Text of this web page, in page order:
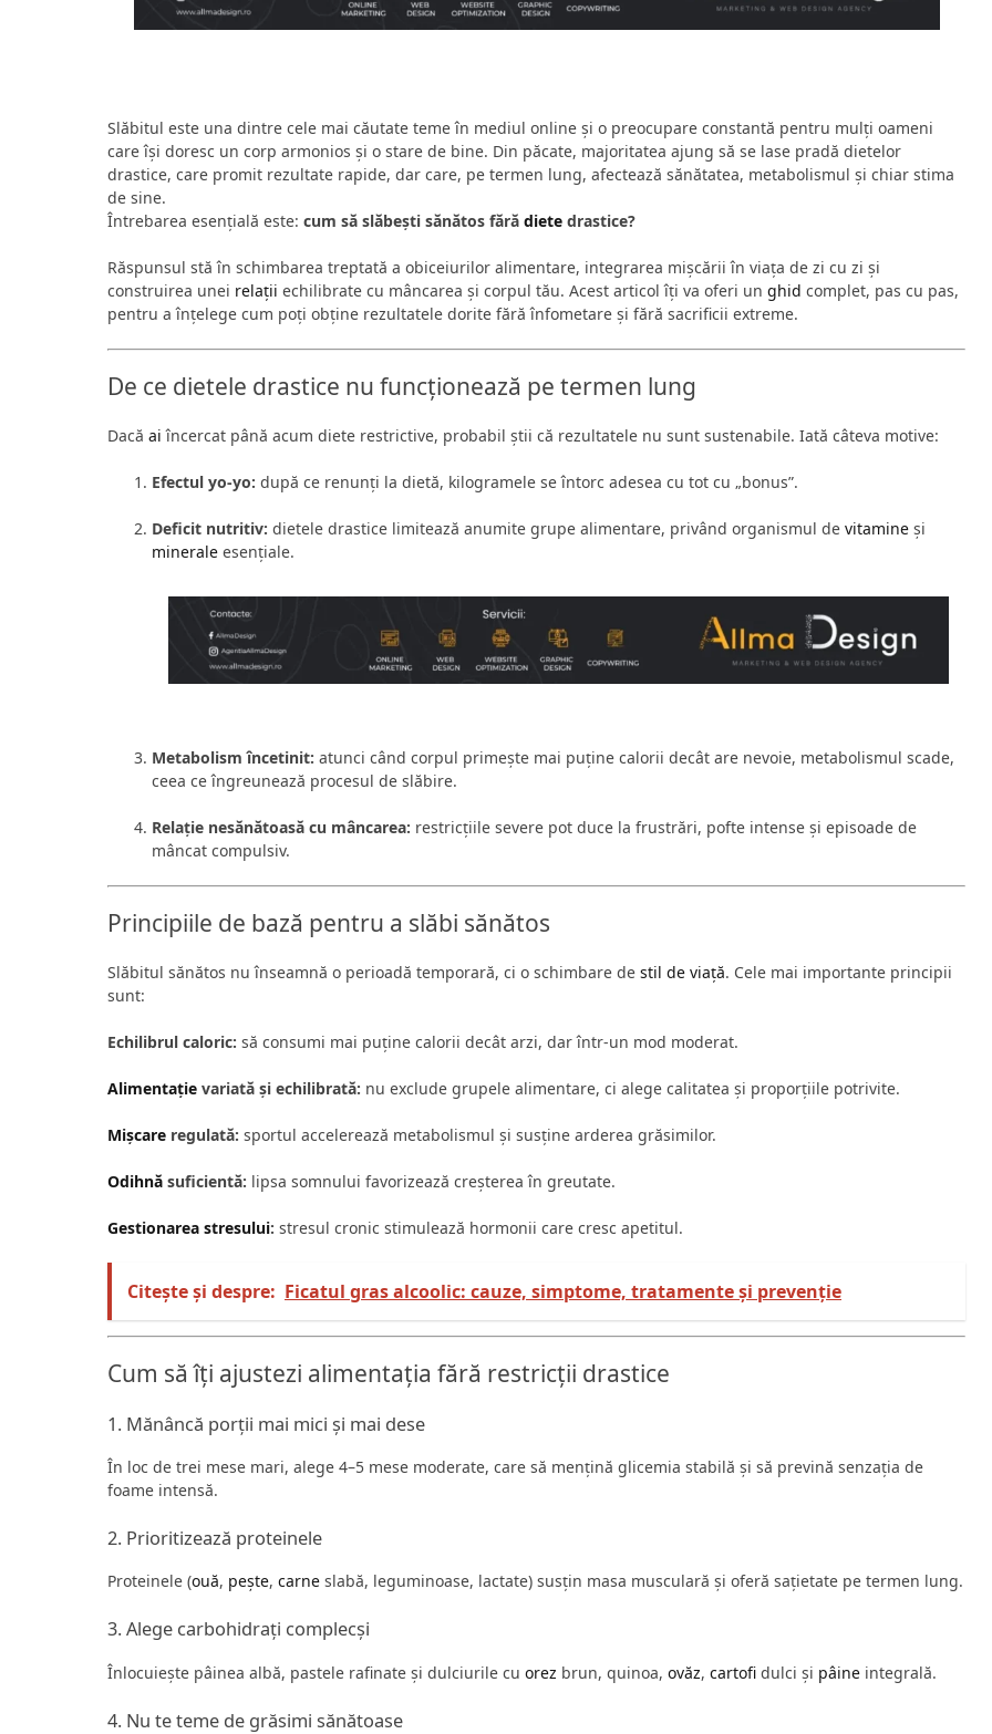
Slăbitul este una dintre cele mai căutate teme în mediul online și o preocupare constantă pentru mulți oameni
care își doresc un corp armonios și o stare de bine. Din păcate, majoritatea ajung să se lase pradă dietelor
drastice, care promit rezultate rapide, dar care, pe termen lung, afectează sănătatea, metabolismul și chiar stima
de sine.
Întrebarea esențială este: cum să slăbești sănătos fără diete drastice?
Răspunsul stă în schimbarea treptată a obiceiurilor alimentare, integrarea mișcării în viața de zi cu zi și
construirea unei relații echilibrate cu mâncarea și corpul tău. Acest articol îți va oferi un ghid complet, pas cu pas,
pentru a înțelege cum poți obține rezultatele dorite fără înfometare și fără sacrificii extreme.
De ce dietele drastice nu funcționează pe termen lung
Dacă ai încercat până acum diete restrictive, probabil știi că rezultatele nu sunt sustenabile. Iată câteva motive:
Efectul yo-yo: după ce renunți la dietă, kilogramele se întorc adesea cu tot cu „bonus”.
Deficit nutritiv: dietele drastice limitează anumite grupe alimentare, privând organismul de vitamine și
minerale esențiale.
Metabolism încetinit: atunci când corpul primește mai puține calorii decât are nevoie, metabolismul scade,
ceea ce îngreunează procesul de slăbire.
Relație nesănătoasă cu mâncarea: restricțiile severe pot duce la frustrări, pofte intense și episoade de
mâncat compulsiv.
Principiile de bază pentru a slăbi sănătos
Slăbitul sănătos nu înseamnă o perioadă temporară, ci o schimbare de stil de viață. Cele mai importante principii
sunt:
Echilibrul caloric: să consumi mai puține calorii decât arzi, dar într-un mod moderat.
Alimentație variată și echilibrată: nu exclude grupele alimentare, ci alege calitatea și proporțiile potrivite.
Mișcare regulată: sportul accelerează metabolismul și susține arderea grăsimilor.
Odihnă suficientă: lipsa somnului favorizează creșterea în greutate.
Gestionarea stresului: stresul cronic stimulează hormonii care cresc apetitul.
Citește și despre: Ficatul gras alcoolic: cauze, simptome, tratamente și prevenție
Cum să îți ajustezi alimentația fără restricții drastice
1. Mănâncă porții mai mici și mai dese
În loc de trei mese mari, alege 4–5 mese moderate, care să mențină glicemia stabilă și să prevină senzația de
foame intensă.
2. Prioritizează proteinele
Proteinele (ouă, pește, carne slabă, leguminoase, lactate) susțin masa musculară și oferă sațietate pe termen lung.
3. Alege carbohidrați complecși
Înlocuiește pâinea albă, pastele rafinate și dulciurile cu orez brun, quinoa, ovăz, cartofi dulci și pâine integrală.
4. Nu te teme de grăsimi sănătoase